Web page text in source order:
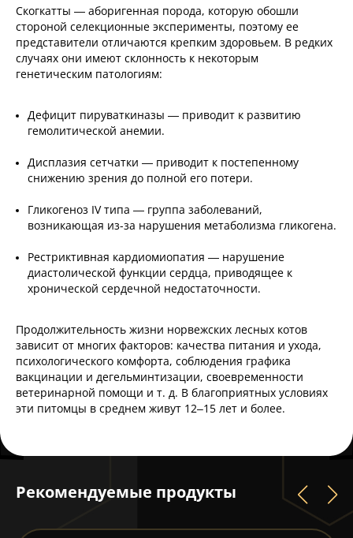
Скогкатты — аборигенная порода, которую обошли
стороной селекционные эксперименты, поэтому ее
представители отличаются крепким здоровьем. В редких
случаях они имеют склонность к некоторым
генетическим патологиям:
Дефицит пируваткиназы — приводит к развитию
гемолитической анемии.
Дисплазия сетчатки — приводит к постепенному
снижению зрения до полной его потери.
Гликогеноз IV типа — группа заболеваний,
возникающая из-за нарушения метаболизма гликогена.
Рестриктивная кардиомиопатия — нарушение
диастолической функции сердца, приводящее к
хронической сердечной недостаточности.
Продолжительность жизни норвежских лесных котов
зависит от многих факторов: качества питания и ухода,
психологического комфорта, соблюдения графика
вакцинации и дегельминтизации, своевременности
ветеринарной помощи и т. д. В благоприятных условиях
эти питомцы в среднем живут 12–15 лет и более.
Рекомендуемые продукты